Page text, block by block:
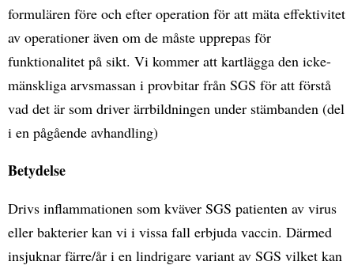
formulären före och efter operation för att mäta effektivitet
av operationer även om de måste upprepas för
funktionalitet på sikt. Vi kommer att kartlägga den icke-
mänskliga arvsmassan i provbitar från SGS för att förstå
vad det är som driver ärrbildningen under stämbanden (del
i en pågående avhandling)
Betydelse
Drivs inflammationen som kväver SGS patienten av virus
eller bakterier kan vi i vissa fall erbjuda vaccin. Därmed
insjuknar färre/år i en lindrigare variant av SGS vilket kan